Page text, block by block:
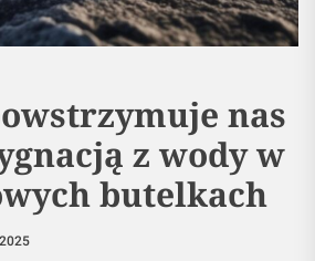
nas
z wody w
butelkach